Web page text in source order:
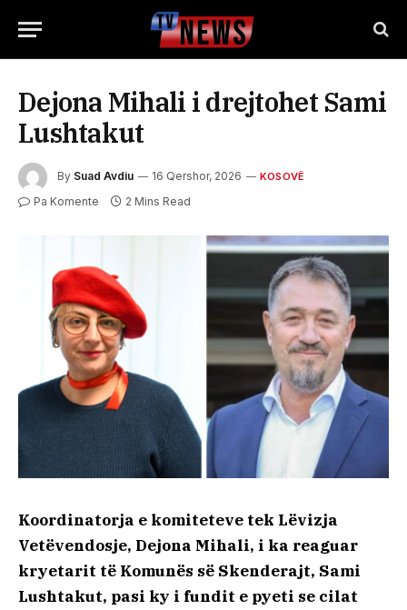
Dejona Mihali i drejtohet Sami
Lushtakut
By Suad Avdiu 16 Qershor, 2026 KOSOVË
Pa Komente 2 Mins Read
Koordinatorja e komiteteve tek Lëvizja
Vetëvendosje, Dejona Mihali, i ka reaguar
kryetarit të Komunës së Skenderajt, Sami
Lushtakut, pasi ky i fundit e pyeti se cilat